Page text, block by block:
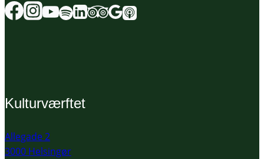
Kulturværftet
Allegade 2
3000 Helsingør